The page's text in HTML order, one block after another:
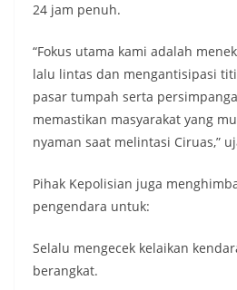
24 jam penuh.
“Fokus utama kami adalah
lalu lintas dan mengantisipasi
pasar tumpah serta
memastikan masyarakat yang
nyaman saat melintasi Ciruas,”
Pihak Kepolisian juga
pengendara untuk:
Selalu mengecek kelaikan
berangkat.